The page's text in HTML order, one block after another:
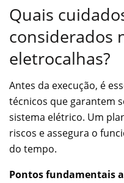
Quais
considerados
eletrocalhas?
Antes da execução, é
técnicos que garantem
sistema elétrico. Um
riscos e assegura o
do tempo.
Pontos fundamentais